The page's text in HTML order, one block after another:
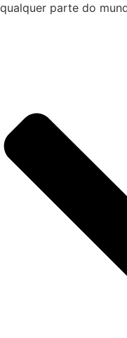
qualquer parte do